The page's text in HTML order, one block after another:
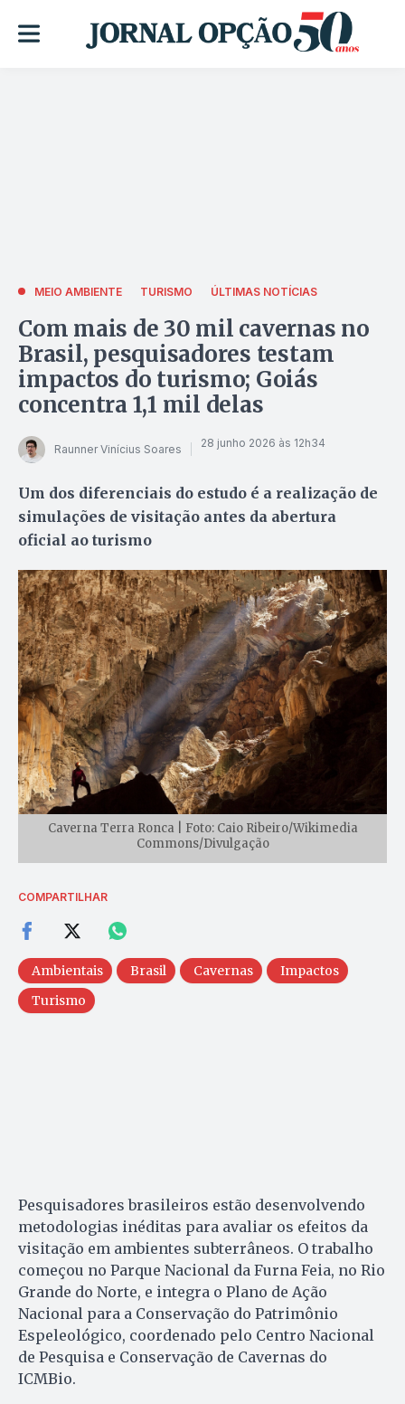
MEIO AMBIENTE TURISMO ÚLTIMAS NOTÍCIAS
Com mais de 30 mil cavernas no
Brasil, pesquisadores testam
impactos do turismo; Goiás
concentra 1,1 mil delas
Raunner Vinícius Soares 28 junho 2026 às 12h34
Um dos diferenciais do estudo é a realização de
simulações de visitação antes da abertura
oficial ao turismo
Caverna Terra Ronca | Foto: Caio Ribeiro/Wikimedia
Commons/Divulgação
COMPARTILHAR
Ambientais Brasil Cavernas
Impactos
Turismo
Pesquisadores brasileiros estão desenvolvendo
metodologias inéditas para avaliar os efeitos da
visitação em ambientes subterrâneos. O trabalho
começou no Parque Nacional da Furna Feia, no Rio
Grande do Norte, e integra o Plano de Ação
Nacional para a Conservação do Patrimônio
Espeleológico, coordenado pelo Centro Nacional
de Pesquisa e Conservação de Cavernas do
ICMBio.